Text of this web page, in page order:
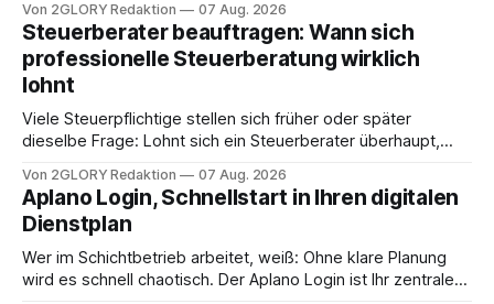
angewiesen ist, stellt sich für Familien eine schwierige
Frage: Muss die Versorgung dauerhaft in der Klinik bleiben –
oder ist ein Leben zu Hause möglich? Die außerklinische
Intensivpflege bietet genau diese Alternative: Sie
Von 2GLORY Redaktion 07 Aug. 2026
Steuerberater beauftragen: Wann sich
professionelle Steuerberatung wirklich
lohnt
Viele Steuerpflichtige stellen sich früher oder später
dieselbe Frage: Lohnt sich ein Steuerberater überhaupt,
erledigen? Die kurze Antwort: Bei einfachen
Einkommensverhältnissen reicht häufig eine Steuersoftware
aus – sobald jedoch mehrere Einkunftsarten
zusammentreffen oder größere finanzielle Veränderungen
anstehen, zahlt sich professionelle Unterstützung meist
Von 2GLORY Redaktion 07 Aug. 2026
Aplano Login, Schnellstart in Ihren digitalen
Dienstplan
Wer im Schichtbetrieb arbeitet, weiß: Ohne klare Planung
wird es schnell chaotisch. Der Aplano Login ist Ihr zentraler